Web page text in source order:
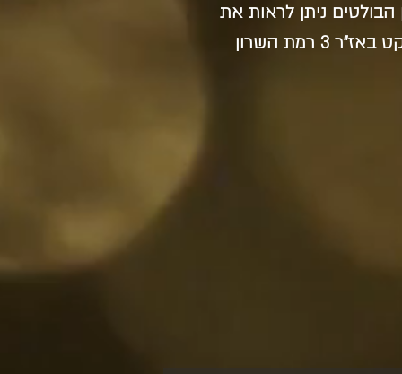
ניתן לראות את
הפרויקט נג'ארה 14 שזכה באות העיצוב, הפרויקט באז"ר 3 רמת השרון